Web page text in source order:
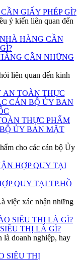
GIẤY PHÉP GÌ?
ý kiến liên quan đến
CẦN NHỮNG
liên quan đến kinh
THỰC PHẨM
ỦY BAN MẶT
cho các cán bộ Ủy
QUY TẠI TP.HỒ
việc xác nhận những
THỊ LÀ GÌ?
là doanh nghiệp, hay